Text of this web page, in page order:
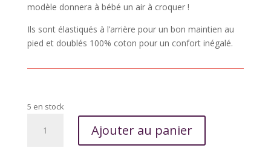
modèle donnera à bébé un air à croquer !
Ils sont élastiqués à l’arrière pour un bon maintien au
pied et doublés 100% coton pour un confort inégalé.
5 en stock
Ajouter au panier